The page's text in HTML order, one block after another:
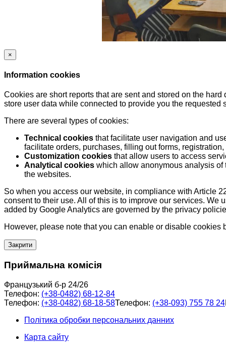
×
Information cookies
Cookies are short reports that are sent and stored on the
store user data while connected to provide you the
There are several types of cookies:
Technical cookies that facilitate user navigation and
facilitate orders, purchases, filling out forms,
Customization cookies that allow users to access
Analytical cookies which allow anonymous analysis
the websites.
So when you access our website, in compliance with Article
consent to their use. All of this is to improve our services.
added by Google Analytics are governed by the privacy
However, please note that you can enable or disable cookies
Закрити
Приймальна комісія
Французький б-р 24/26
Телефон: (+38-0482) 68-12-84
Телефон: (+38-0482) 68-18-58Телефон: (+38-093) 755 78 24
Політика обробки персональних данних
Карта сайту